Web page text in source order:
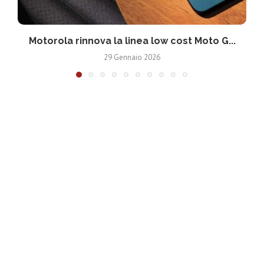
Motorola rinnova la linea low cost Moto G...
29 Gennaio 2026